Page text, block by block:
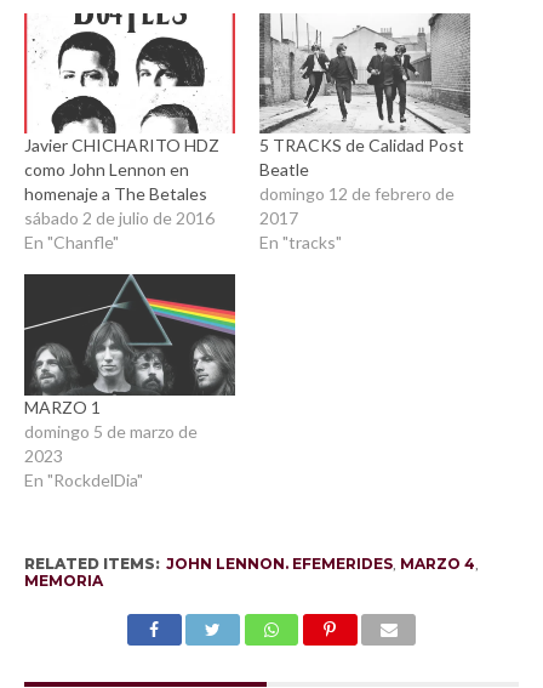
Javier CHICHARITO HDZ
como John Lennon en
homenaje a The Betales
sábado 2 de julio de 2016
En "Chanfle"
5 TRACKS de Calidad Post
Beatle
domingo 12 de febrero de
2017
En "tracks"
MARZO 1
domingo 5 de marzo de
2023
En "RockdelDia"
RELATED ITEMS: JOHN LENNON. EFEMERIDES, MARZO 4
MEMORIA